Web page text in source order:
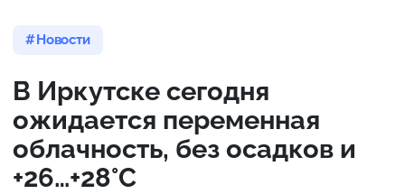
Новости
В Иркутске сегодня
ожидается переменная
облачность, без осадков и
+26…+28°С